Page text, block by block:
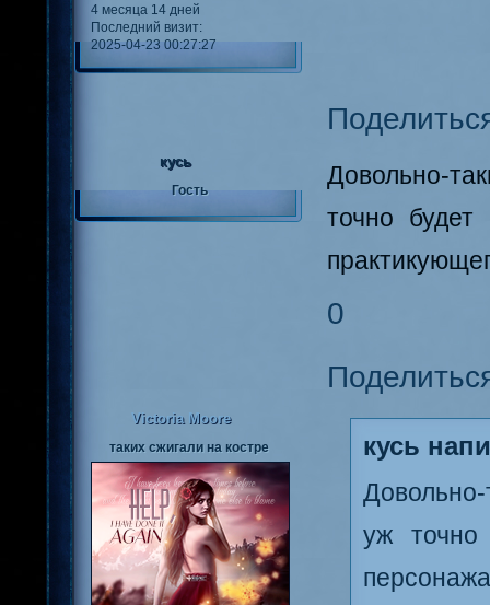
4 месяца 14 дней
Последний визит:
2025-04-23 00:27:27
кусь
Гость
Довольно-
точно
0
Victoria Moore
таких сжигали на костре кусь
уж